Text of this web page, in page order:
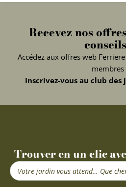
Recevez nos
Accédez aux offres web
membres
Inscrivez-vous au club
Trouver en un clic
Search
...